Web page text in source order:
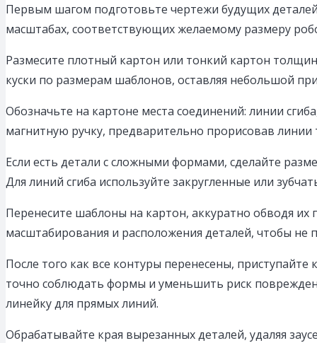
Первым шагом подготовьте чертежи будущих
масштабах, соответствующих желаемому размеру
Размесите плотный картон или тонкий картон
куски по размерам шаблонов, оставляя небольшой
Обозначьте на картоне места соединений: линии
магнитную ручку, предварительно прорисовав
Если есть детали с сложными формами, сделайте
Для линий сгиба используйте закругленные или
Перенесите шаблоны на картон, аккуратно обводя
масштабирования и расположения деталей, чтобы не
После того как все контуры перенесены,
точно соблюдать формы и уменьшить риск
линейку для прямых линий.
Обрабатывайте края вырезанных деталей, удаляя